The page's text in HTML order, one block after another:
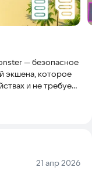
— безопасное
экшена, которое
и не требует
в
Дата:
21 апр 2026